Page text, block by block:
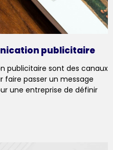
publicitaire
publicitaire sont des canaux
passer un message
une entreprise de définir